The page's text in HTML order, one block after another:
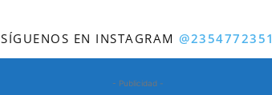
SÍGUENOS EN INSTAGRAM@2354772351
- Publicidad -